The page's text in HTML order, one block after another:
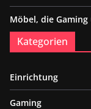
Möbel, die
Kategorien
Einrichtung
Gaming